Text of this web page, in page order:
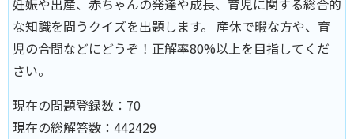
妊娠や出産、赤ちゃんの発達や成長、育児に関する総合的
な知識を問うクイズを出題します。 産休で暇な方や、育
児の合間などにどうぞ！正解率80%以上を目指してくだ
さい。
現在の問題登録数： 70
現在の総解答数： 442429